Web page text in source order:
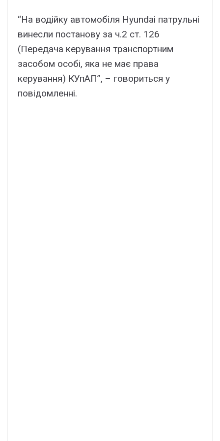
“На водійку автомобіля Hyundai патрульні
винесли постанову за ч.2 ст. 126
(Передача керування транспортним
засобом особі, яка не має права
керування) КУпАП”, – говориться у
повідомленні.